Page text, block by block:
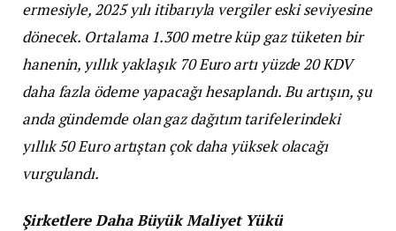
ermesiyle, 2025 yılı itibarıyla vergiler eski seviyesine
dönecek. Ortalama 1.300 metre küp gaz tüketen bir
hanenin, yıllık yaklaşık 70 Euro artı yüzde 20 KDV
daha fazla ödeme yapacağı hesaplandı. Bu artışın, şu
anda gündemde olan gaz dağıtım tarifelerindeki
yıllık 50 Euro artıştan çok daha yüksek olacağı
vurgulandı.
Şirketlere Daha Büyük Maliyet Yükü